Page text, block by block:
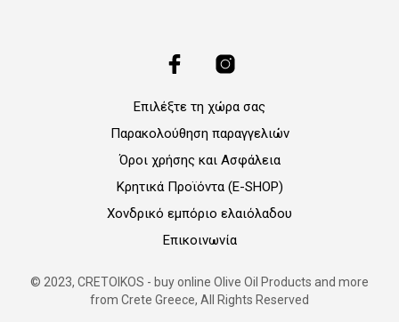
Επιλέξτε τη χώρα σας
Παρακολούθηση παραγγελιών
Όροι χρήσης και Ασφάλεια
Κρητικά Προϊόντα (E-SHOP)
Χονδρικό εμπόριο ελαιόλαδου
Επικοινωνία
© 2023, CRETOIKOS - buy online Olive Oil Products and more
from Crete Greece, All Rights Reserved